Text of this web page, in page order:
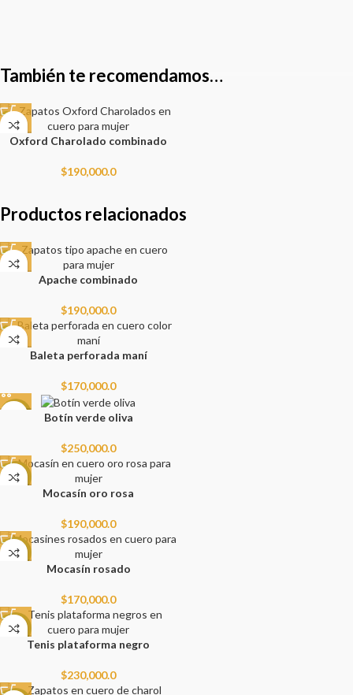
También te recomendamos…
Oxford Charolado combinado
$190,000.0
Productos relacionados
Apache combinado
$190,000.0
Baleta perforada maní
$170,000.0
Botín verde oliva
$250,000.0
NEW
Mocasín oro rosa
$190,000.0
NEW
Mocasín rosado
$170,000.0
NEW
Tenis plataforma negro
$230,000.0